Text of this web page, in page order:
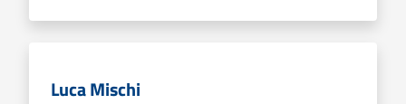
Luca Mischi